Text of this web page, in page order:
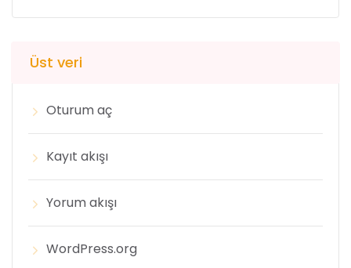
Üst veri
Oturum aç
Kayıt akışı
Yorum akışı
WordPress.org